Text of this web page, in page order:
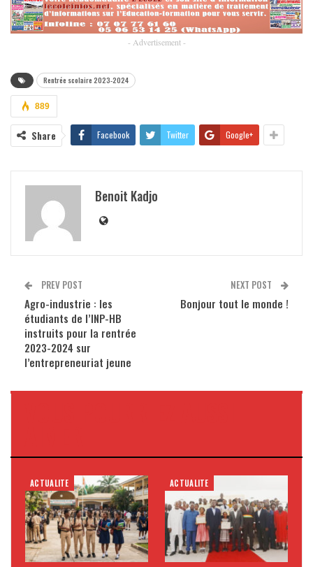
- Advertisement -
Rentrée scolaire 2023-2024
889
Share Facebook Twitter Google+
Benoit Kadjo
PREV POST
Agro-industrie : les
étudiants de l’INP-HB
instruits pour la rentrée
2023-2024 sur
l’entrepreneuriat jeune
NEXT POST
Bonjour tout le monde !
ACTUALITE ACTUALITE